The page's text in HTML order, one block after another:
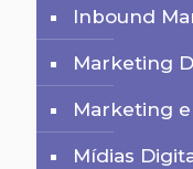
Inbound
Marketing
Marketing
Mídias